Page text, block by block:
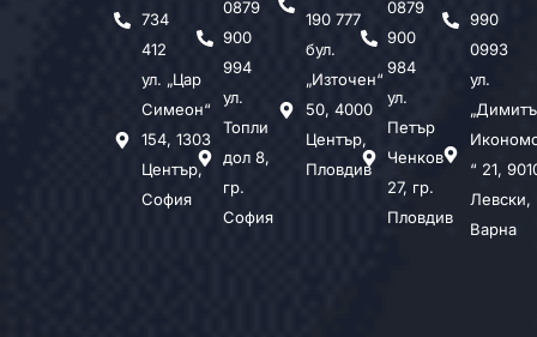
734
412
ул. „Цар
Симеон“
154, 1303
Център,
София
0879
900
994
ул.
Топли
дол 8,
гр.
София
190 777
бул.
„Източен“
50, 4000
Център,
Пловдив
0879
900
984
ул.
Петър
Ченков
27, гр.
Пловдив
990
0993
ул.
“ 21,
Левски,
Варна